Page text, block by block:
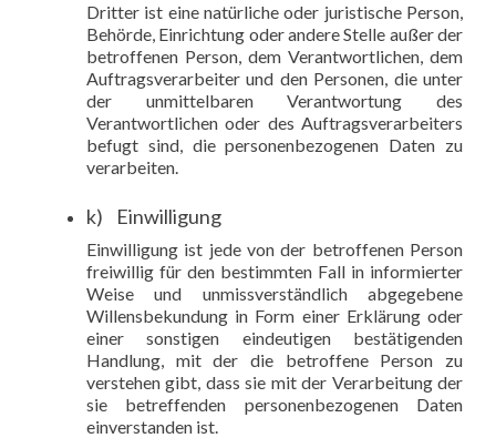
Dritter ist eine natürliche oder juristische Person,
Behörde, Einrichtung oder andere Stelle außer der
betroffenen Person, dem Verantwortlichen, dem
Auftragsverarbeiter und den Personen, die unter
der unmittelbaren Verantwortung des
Verantwortlichen oder des Auftragsverarbeiters
befugt sind, die personenbezogenen Daten zu
verarbeiten.
k) Einwilligung
Einwilligung ist jede von der betroffenen Person
freiwillig für den bestimmten Fall in informierter
Weise und unmissverständlich abgegebene
Willensbekundung in Form einer Erklärung oder
einer sonstigen eindeutigen bestätigenden
Handlung, mit der die betroffene Person zu
verstehen gibt, dass sie mit der Verarbeitung der
sie betreffenden personenbezogenen Daten
einverstanden ist.